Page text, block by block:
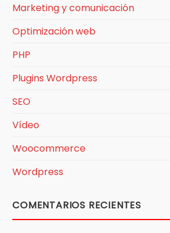
Marketing y comunicación
Optimización web
PHP
Plugins Wordpress
SEO
Vídeo
Woocommerce
Wordpress
COMENTARIOS RECIENTES